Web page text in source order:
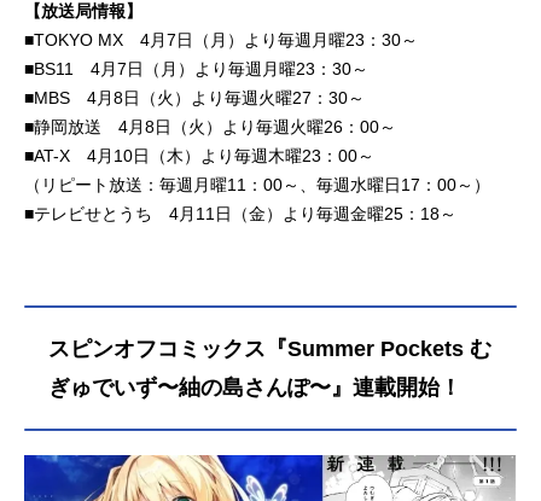
【放送局情報】
■TOKYO MX 4月7日（月）より毎週月曜23：30～
■BS11 4月7日（月）より毎週月曜23：30～
■MBS 4月8日（火）より毎週火曜27：30～
■静岡放送 4月8日（火）より毎週火曜26：00～
■AT-X 4月10日（木）より毎週木曜23：00～
（リピート放送：毎週月曜11：00～、毎週水曜日17：00～）
■テレビせとうち 4月11日（金）より毎週金曜25：18～
スピンオフコミックス『Summer Pockets む
ぎゅでいず〜紬の島さんぽ〜』連載開始！